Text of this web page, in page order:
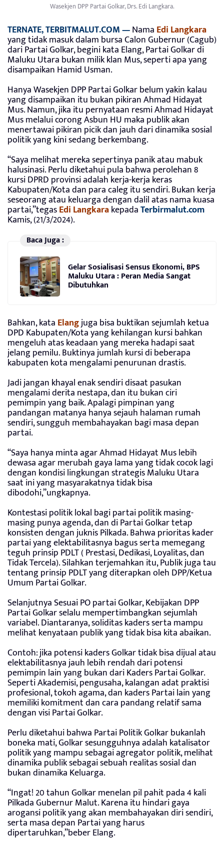
Wasekjen DPP Partai Golkar, Drs. Edi Langkara.
TERNATE, TERBITMALUT.COM —Nama Edi Langkara
yang tidak masuk dalam bursa Calon Gubernur (Cagub)
dari Partai Golkar, begini kata Elang, Partai Golkar di
Maluku Utara bukan milik klan Mus, seperti apa yang
disampaikan Hamid Usman.
Hanya Wasekjen DPP Partai Golkar belum yakin kalau
yang disampaikan itu bukan pikiran Ahmad Hidayat
Mus. Namun, jika itu pernyataan resmi Ahmad Hidayat
Mus melalui corong Asbun HU maka publik akan
menertawai pikiran picik dan jauh dari dinamika sosial
politik yang kini sedang berkembang.
“Saya melihat mereka sepertinya panik atau mabuk
halusinasi. Perlu diketahui pula bahwa perolehan 8
kursi DPRD provinsi adalah kerja-kerja keras
Kabupaten/Kota dan para caleg itu sendiri. Bukan kerja
seseorang atau keluarga dengan dalil atas nama kuasa
partai,”tegasEdi LangkarakepadaTerbirmalut.com
Kamis, (21/3/2024).
Baca Juga :
Gelar Sosialisasi Sensus Ekonomi, BPS
Maluku Utara : Peran Media Sangat
Dibutuhkan
Bahkan, kata Elangjuga bisa buktikan sejumlah ketua
DPD Kabupaten/Kota yang kehilangan kursi bahkan
mengeluh atas keadaan yang mereka hadapi saat
jelang pemilu. Buktinya jumlah kursi di beberapa
kabupaten kota mengalami penurunan drastis.
Jadi jangan khayal enak sendiri disaat pasukan
mengalami derita nestapa, dan itu bukan ciri
pemimpin yang baik. Apalagi pimpinan yang
pandangan matanya hanya sejauh halaman rumah
sendiri, sungguh membahayakan bagi masa depan
partai.
“Saya hanya minta agar Ahmad Hidayat Mus lebih
dewasa agar merubah gaya lama yang tidak cocok lagi
dengan kondisi lingkungan strategis Maluku Utara
saat ini yang masyarakatnya tidak bisa
dibodohi,”ungkapnya.
Kontestasi politik lokal bagi partai politik masing-
masing punya agenda, dan di Partai Golkar tetap
konsisten dengan juknis Pilkada. Bahwa prioritas kader
partai yang elektabilitasnya bagus serta memegang
teguh prinsip PDLT ( Prestasi, Dedikasi, Loyalitas, dan
Tidak Tercela). Silahkan terjemahkan itu, Publik juga tau
tentang prinsip PDLT yang diterapkan oleh DPP/Ketua
Umum Partai Golkar.
Selanjutnya Sesuai PO partai Golkar, Kebijakan DPP
Partai Golkar selalu mempertimbangkan sejumlah
variabel. Diantaranya, soliditas kaders serta mampu
melihat kenyataan publik yang tidak bisa kita abaikan.
Contoh: jika potensi kaders Golkar tidak bisa dijual atau
elektabilitasnya jauh lebih rendah dari potensi
pemimpin lain yang bukan dari Kaders Partai Golkar.
Seperti Akademisi, pengusaha, kalangan adat praktisi
profesional, tokoh agama, dan kaders Partai lain yang
memiliki komitment dan cara pandang relatif sama
dengan visi Partai Golkar.
Perlu diketahui bahwa Partai Politik Golkar bukanlah
boneka mati, Golkar sesungguhnya adalah katalisator
politik yang mampu sebagai agregator politik, melihat
dinamika publik sebagai sebuah realitas sosial dan
bukan dinamika Keluarga.
“Ingat! 20 tahun Golkar menelan pil pahit pada 4 kali
Pilkada Gubernur Malut. Karena itu hindari gaya
arogansi politik yang akan membahayakan diri sendiri,
serta masa depan Partai yang harus
dipertaruhkan,”beber Elang.